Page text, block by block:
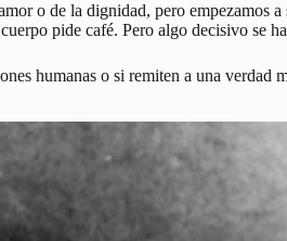
o de la dignidad, pero empezamos
pide café. Pero algo decisivo se
humanas o si remiten a una verdad